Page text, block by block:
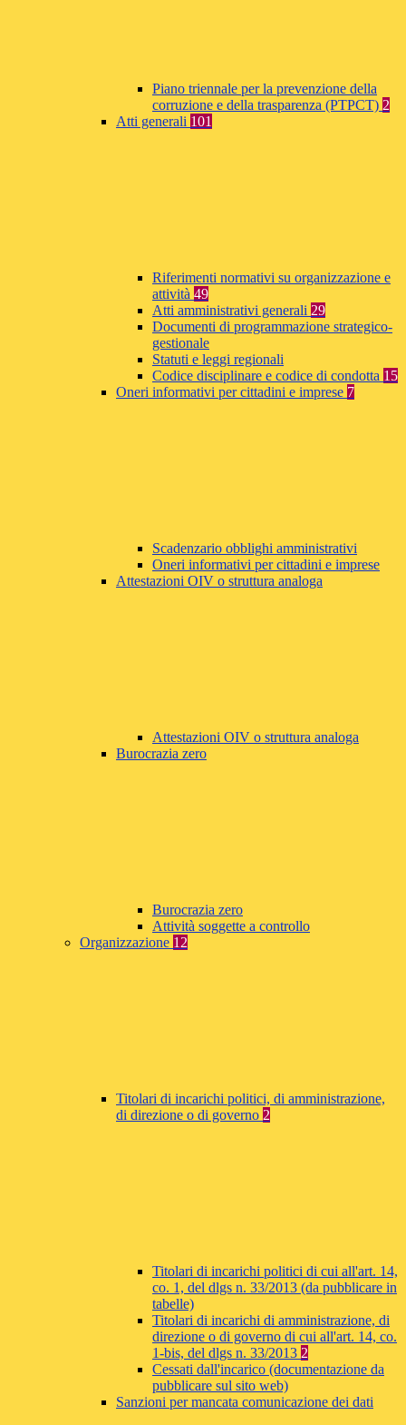
Piano triennale per la prevenzione della
corruzione e della trasparenza (PTPCT) 2
Atti generali 101
Riferimenti normativi su organizzazione e
attività 49
Atti amministrativi generali 29
Documenti di programmazione strategico-
gestionale
Statuti e leggi regionali
Codice disciplinare e codice di condotta 15
Oneri informativi per cittadini e imprese 7
Scadenzario obblighi amministrativi
Oneri informativi per cittadini e imprese
Attestazioni OIV o struttura analoga
Attestazioni OIV o struttura analoga
Burocrazia zero
Burocrazia zero
Attività soggette a controllo
Organizzazione 12
Titolari di incarichi politici, di amministrazione,
di direzione o di governo 2
Titolari di incarichi politici di cui all'art. 14,
co. 1, del dlgs n. 33/2013 (da pubblicare in
tabelle)
Titolari di incarichi di amministrazione, di
direzione o di governo di cui all'art. 14, co.
1-bis, del dlgs n. 33/2013 2
Cessati dall'incarico (documentazione da
pubblicare sul sito web)
Sanzioni per mancata comunicazione dei dati